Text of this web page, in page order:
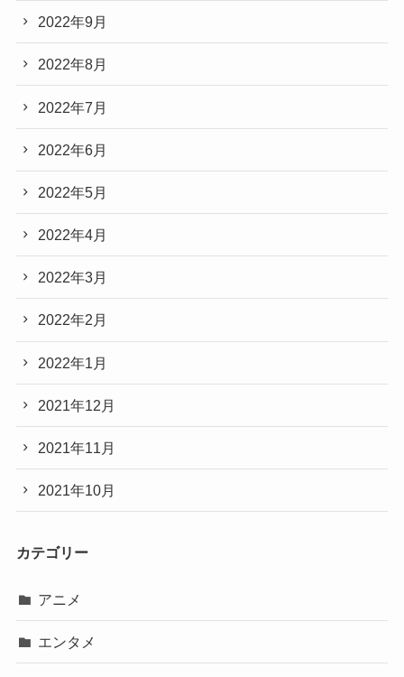
2022年9月
2022年8月
2022年7月
2022年6月
2022年5月
2022年4月
2022年3月
2022年2月
2022年1月
2021年12月
2021年11月
2021年10月
カテゴリー
アニメ
エンタメ